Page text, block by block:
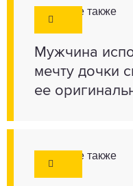
Смотрите также
Мужчина
мечту дочки
ее
Смотрите также